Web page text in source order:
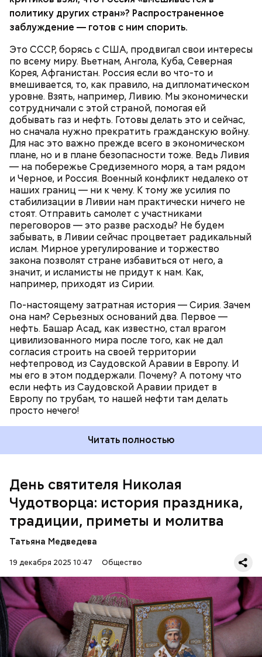
политику других стран»? Распространенное
заблуждение — готов с ним спорить.
Это СССР, борясь с США, продвигал свои интересы
по всему миру. Вьетнам, Ангола, Куба, Северная
Корея, Афганистан. Россия если во что-то и
вмешивается, то, как правило, на дипломатическом
уровне. Взять, например, Ливию. Мы экономически
сотрудничали с этой страной, помогая ей
добывать газ и нефть. Готовы делать это и сейчас,
но сначала нужно прекратить гражданскую войну.
Для нас это важно прежде всего в экономическом
плане, но и в плане безопасности тоже. Ведь Ливия
— на побережье Средиземного моря, а там рядом
и Черное, и Россия. Военный конфликт недалеко от
наших границ — ни к чему. К тому же усилия по
стабилизации в Ливии нам практически ничего не
стоят. Отправить самолет с участниками
переговоров — это разве расходы? Не будем
забывать, в Ливии сейчас процветает радикальный
ислам. Мирное урегулирование и торжество
закона позволят стране избавиться от него, а
значит, и исламисты не придут к нам. Как,
например, приходят из Сирии.
По-настоящему затратная история — Сирия. Зачем
она нам? Серьезных оснований два. Первое —
нефть. Башар Асад, как известно, стал врагом
цивилизованного мира после того, как не дал
согласия строить на своей территории
нефтепровод из Саудовской Аравии в Европу. И
мы его в этом поддержали. Почему? А потому что
если нефть из Саудовской Аравии придет в
Европу по трубам, то нашей нефти там делать
просто нечего!
Ведь аравийская — намного дешевле. Она, во-
первых, легко добывается, а во-вторых, ее в трубах
не нужно подогревать. Пока эту нефть возят в
Европу танкерами, мы с саудитами успешно
конкурируем. Если начнут гнать напрямую —
понесем колоссальные убытки, ведь огромная
часть нашей экономики — сырьевая. Поэтому нам в
Сирии нужен Башар Асад. Он отстаивает наши
интересы, а мы — его. Вторая и главная причина
нашего военного участия в сирийском конфликте
— ИГИЛ (организация, запрещенная на
бороться всеми доступными способами, то завтра
эти бандиты будут в странах Центральной Азии и,
что еще страшнее, на Северном Кавказе.
По-настоящему затратная история — Сирия. Зачем она нам? / кадр из
фильма «Сирия. Здесь был рай»
Читать полностью
УКРАИНА НЕФТЬ СССР
РОССИЯ
СИРИЯ
День святителя Николая
Чудотворца: история праздника,
традиции, приметы и молитва
Татьяна Медведева
19 декабря 2025 10:47 Общество
Перенесемся в III век в Малую Азию. В ту эпоху
жизнь христиан была очень трудной. Они жили в
постоянной опасности быть подвергнутыми
мучительным пыткам и даже смерти от рук
язычников.
Как рассказывает Житие, преподобный родился в
городке Патаре. С детства Николай проникся
христианской религией и рано принял решение
посвятить свою жизнь Богу. Целыми днями отрок
проводил в храме, а по вечерам молился и читал
книги. Его дядя, епископ Николай Патарский, видя
такое усердие, сделал юношу чтецом, а затем и
полученные в наследство от родителей, Николай
отдал на дела милосердия. Со временем Николай
стал епископом в городе Мире. Он был страстным
проповедником христианства. Ему также
приписывают разрушение нескольких языческих
храмов и чудеса, творимые силой молитвы. Этот
человек лучше любого врача исцелял больных,
обреченных на смерть, и даже воскрешал мертвых.
Как гласит предание, совершая паломничество в
Иерусалим, Николай Чудотворец по просьбе
отчаявшихся путников молитвой успокоил
разбушевавшееся море.
А еще, удержав меч палача, святой Николай спас от
смерти трех мужей, невинно осужденных
корыстолюбивым градоначальником.
ПРАВОСЛАВИЕ
ПРАЗДНИКИ
ХРИСТИАНСТВО
РЕЛИГИЯ ЦЕРКОВЬ